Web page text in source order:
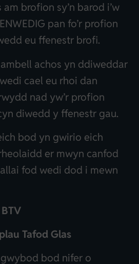
am brofion sy’n barod i’w
pan fo’r profion
eu ffenestr brofi.
achos yn ddiweddar
cael eu rhoi dan
nad yw’r profion
diwedd y ffenestr gau.
bod yn gwirio eich
er mwyn canfod
fod wedi dod i mewn
TafodGlas
bod nifer o